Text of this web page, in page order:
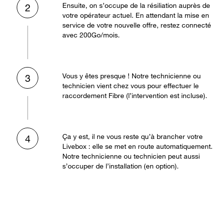
2
Ensuite, on s’occupe de la résiliation auprès de
votre opérateur actuel. En attendant la mise en
service de votre nouvelle offre, restez connecté
avec 200Go/mois.
3
Vous y êtes presque ! Notre technicienne ou
technicien vient chez vous pour effectuer le
raccordement Fibre (l’intervention est incluse).
4
Ça y est, il ne vous reste qu’à brancher votre
Livebox : elle se met en route automatiquement.
Notre technicienne ou technicien peut aussi
s’occuper de l’installation (en option).